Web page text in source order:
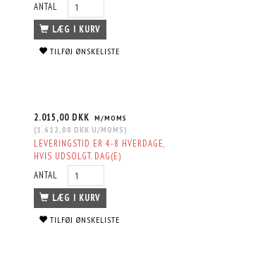
ANTAL
LÆG I KURV
TILFØJ ØNSKELISTE
2.015,00 DKK M/MOMS
(1.612,00 DKK U/MOMS )
LEVERINGSTID ER 4-8 HVERDAGE,
HVIS UDSOLGT. DAG(E)
ANTAL
LÆG I KURV
TILFØJ ØNSKELISTE